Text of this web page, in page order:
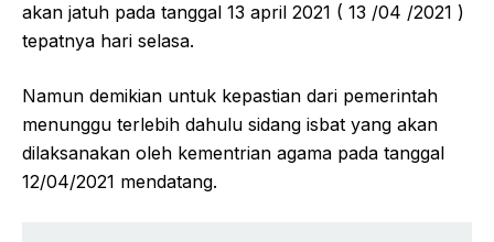
akan jatuh pada tanggal 13 april 2021 ( 13 /04 /2021 )
tepatnya hari selasa.
Namun demikian untuk kepastian dari pemerintah
menunggu terlebih dahulu sidang isbat yang akan
dilaksanakan oleh kementrian agama pada tanggal
12/04/2021 mendatang.